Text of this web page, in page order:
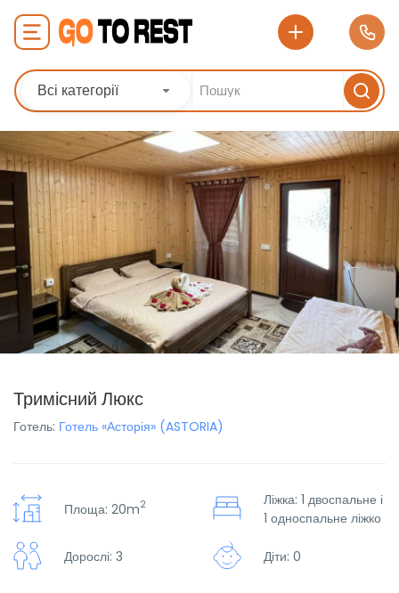
Всі категорії
Тримісний Люкс
Готель: Готель «Асторія» (ASTORIA)
Площа: 20m2
Ліжка: 1 двоспальне і
1 односпальне ліжко
Дорослі: 3 Діти: 0